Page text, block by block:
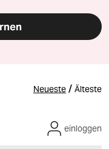
Neueste / Älteste
einloggen